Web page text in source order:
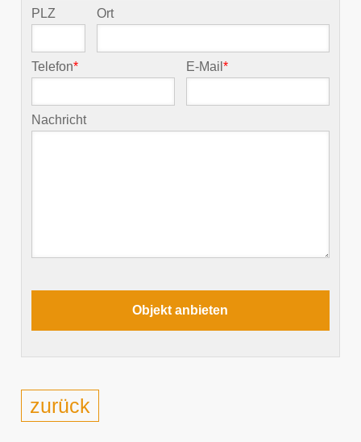
PLZ Ort
Telefon* E-Mail*
Nachricht
zurück